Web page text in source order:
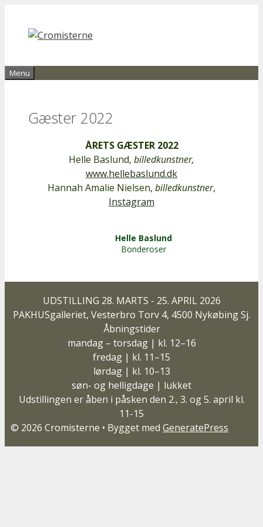
indhold
Menu
Gæster 2022
ÅRETS GÆSTER 2022
Helle Baslund, billedkunstner,
www.hellebaslund.dk
Hannah Amalie Nielsen, billedkunstner,
Instagram
Helle Baslund
Bonderoser
UDSTILLING 28. MARTS - 25. APRIL 2026
PAKHUSgalleriet, Vesterbro Torv 4, 4500 Nykøbing Sj.
Åbningstider
mandag – torsdag | kl. 12–16
fredag | kl. 11–15
lørdag | kl. 10–13
søn- og helligdage | lukket
Udstillingen er åben i påsken den 2., 3. og 5. april kl.
11-15
© 2026 Cromisterne • Bygget med GeneratePress